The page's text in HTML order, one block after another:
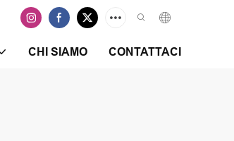
CHI SIAMO CONTATTACI